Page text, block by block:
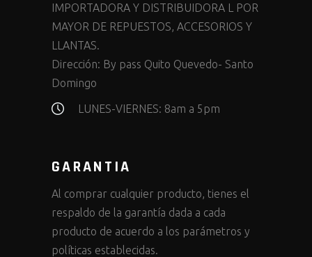
IMPORTADORA Y DISTRIBUIDORA L POR
MAYOR DE REPUESTOS, ACCESORIOS Y
LLANTAS.
Dirección: By pass Quito Quevedo- Santo
Domingo
LUNES-VIERNES: 8am a 5pm
GARANTIA
Al comprar cualquier producto, tienes el
respaldo de la garantía dada a cada
producto de acuerdo a los parámetros y
políticas establecidas.